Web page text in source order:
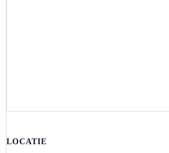
LOCATIE